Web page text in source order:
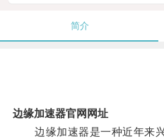
简介
边缘加速器官网网址
边缘加速器是一种近年来兴